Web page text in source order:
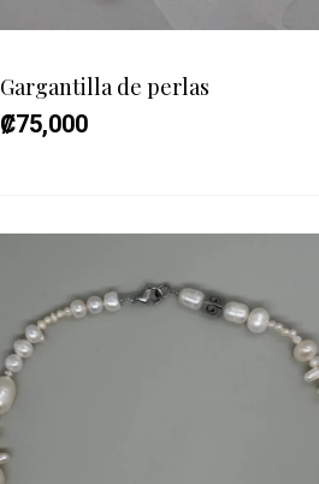
Gargantilla de perlas
₡75,000